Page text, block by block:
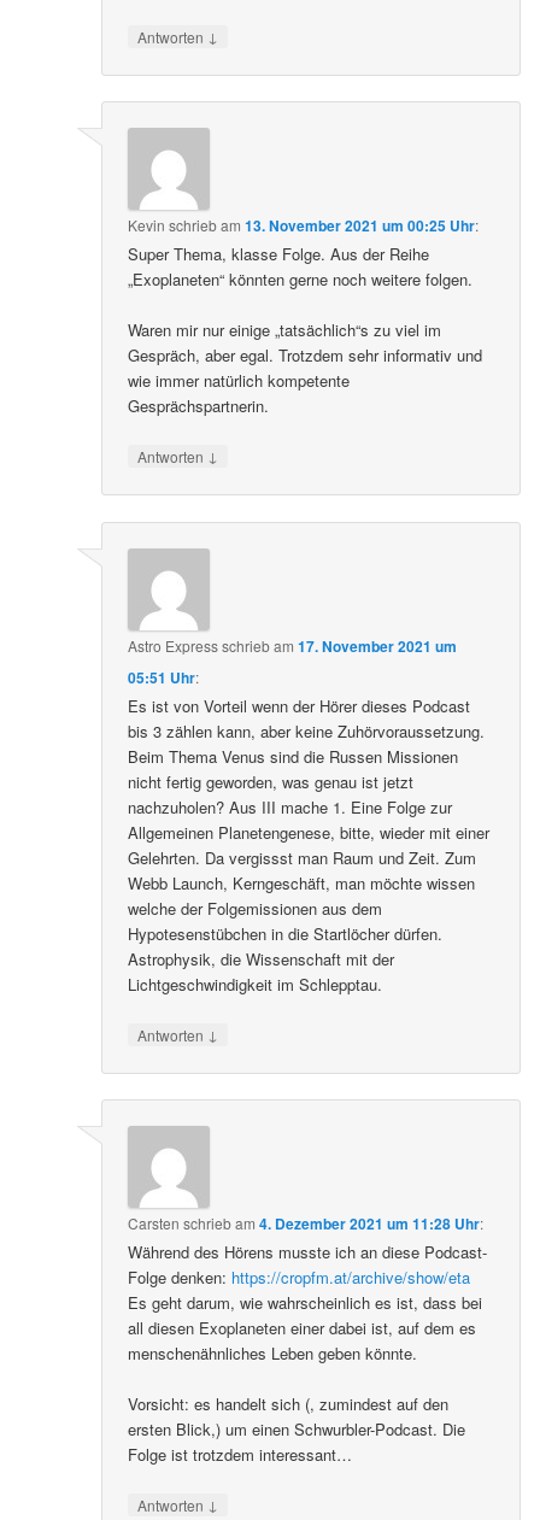
Antworten ↓
Kevin schriebam13. November 2021 um 00:25 Uhr:
Super Thema, klasse Folge. Aus der Reihe
„Exoplaneten“ könnten gerne noch weitere folgen.
Waren mir nur einige „tatsächlich“s zu viel im
Gespräch, aber egal. Trotzdem sehr informativ und
wie immer natürlich kompetente
Gesprächspartnerin.
Antworten ↓
Astro Expressschriebam17. November 2021 um
05:51 Uhr:
Es ist von Vorteil wenn der Hörer dieses Podcast
bis 3 zählen kann, aber keine Zuhörvoraussetzung.
Beim Thema Venus sind die Russen Missionen
nicht fertig geworden, was genau ist jetzt
nachzuholen? Aus III mache 1. Eine Folge zur
Allgemeinen Planetengenese, bitte, wieder mit einer
Gelehrten. Da vergissst man Raum und Zeit. Zum
Webb Launch, Kerngeschäft, man möchte wissen
welche der Folgemissionen aus dem
Hypotesenstübchen in die Startlöcher dürfen.
Astrophysik, die Wissenschaft mit der
Lichtgeschwindigkeit im Schlepptau.
Antworten ↓
Carsten schriebam4. Dezember 2021 um 11:28 Uhr:
Während des Hörens musste ich an diese Podcast-
Folge denken: https://cropfm.at/archive/show/eta
Es geht darum, wie wahrscheinlich es ist, dass bei
all diesen Exoplaneten einer dabei ist, auf dem es
menschenähnliches Leben geben könnte.
Vorsicht: es handelt sich (, zumindest auf den
ersten Blick,) um einen Schwurbler-Podcast. Die
Folge ist trotzdem interessant…
Antworten ↓